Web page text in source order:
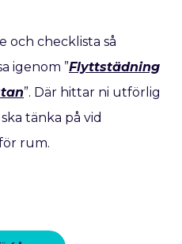
och checklista så
igenom ”Flyttstädning
”. Där hittar ni utförlig
tänka på vid
rum.